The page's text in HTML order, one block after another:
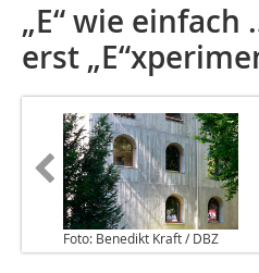
„E“ wie
erst
Foto: Benedikt Kraft / DBZ